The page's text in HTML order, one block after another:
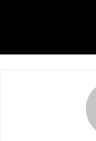
Kamtibmas
Todat